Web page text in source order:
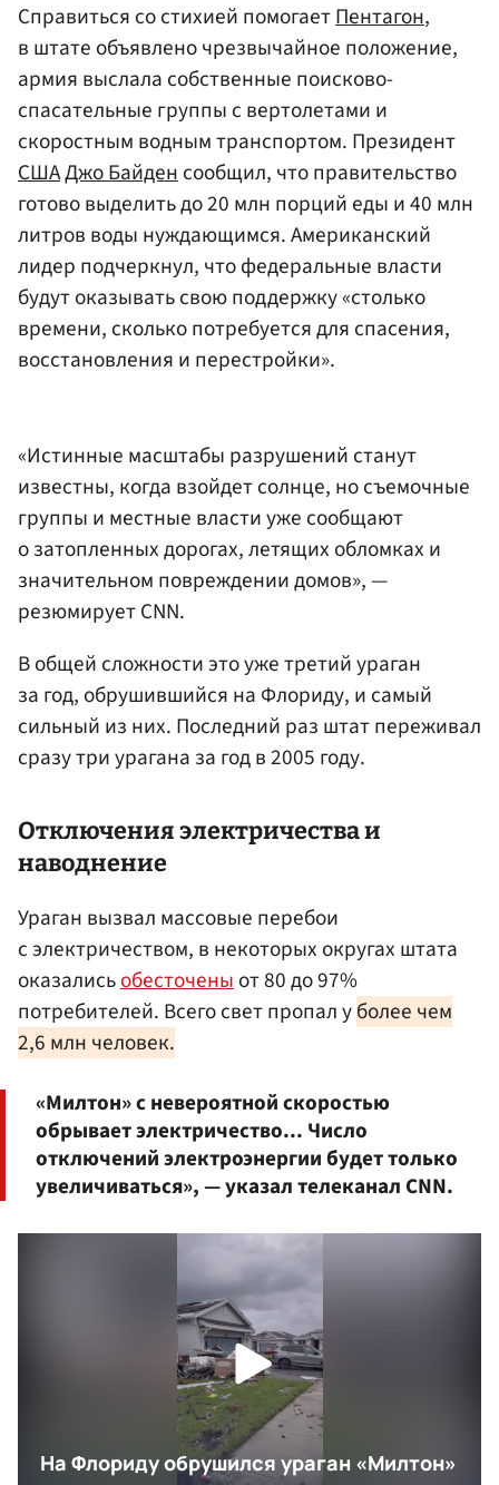
Справиться со стихией помогаетПентагон,
в штате объявлено чрезвычайное положение,
армия выслала собственные поисково-
спасательные группы с вертолетами и
скоростным водным транспортом. Президент
СШАДжо Байденсообщил, что правительство
готово выделить до 20 млн порций еды и 40 млн
литров воды нуждающимся. Американский
лидер подчеркнул, что федеральные власти
будут оказывать свою поддержку «столько
времени, сколько потребуется для спасения,
восстановления и перестройки».
«Истинные масштабы разрушений станут
известны, когда взойдет солнце, но съемочные
группы и местные власти уже сообщают
о затопленных дорогах, летящих обломках и
значительном повреждении домов», —
резюмирует CNN.
В общей сложности это уже третий ураган
за год, обрушившийся на Флориду, и самый
сильный из них. Последний раз штат переживал
сразу три урагана за год в 2005 году.
Отключения электричества и
наводнение
Ураган вызвал массовые перебои
с электричеством, в некоторых округах штата
оказалисьобесточеныот 80 до 97%
потребителей. Всего свет пропал уболее чем
2,6 млн человек.
«Милтон» с невероятной скоростью
обрывает электричество... Число
отключений электроэнергии будет только
увеличиваться», — указал телеканал CNN.